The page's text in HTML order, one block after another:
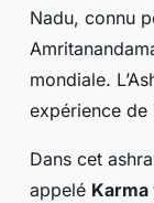
Nadu, connu
mondiale.
expérience
Dans cet
appelé Karma